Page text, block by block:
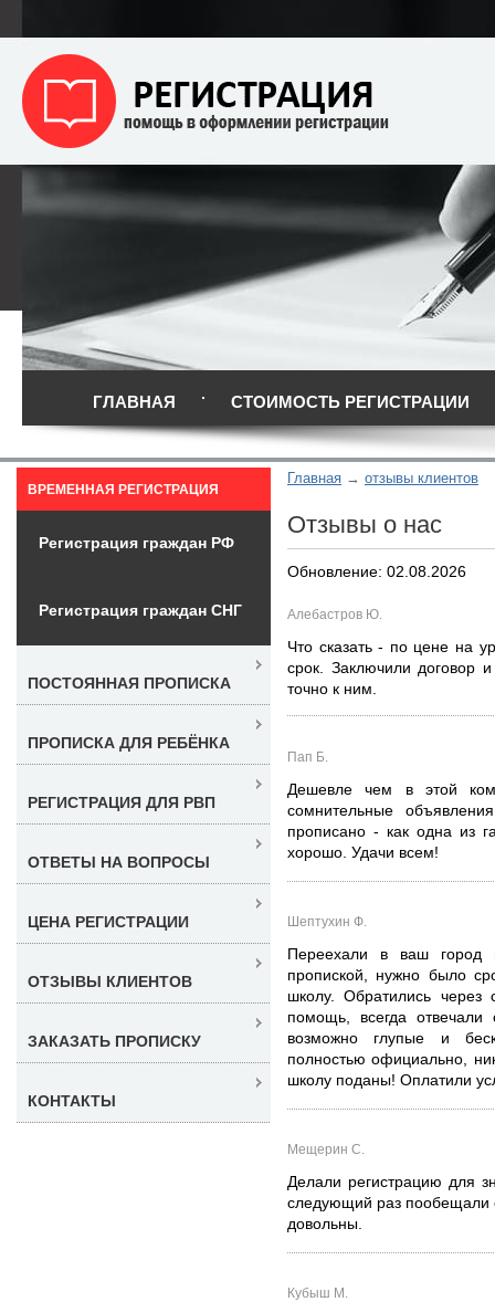
ГЛАВНАЯ СТОИМОСТЬ РЕГИСТРАЦИИ
Главная отзывы клиентов
Отзывы о нас
Обновление: 02.08.2026
Алебастров Ю.
Что сказать - по цене на
срок. Заключили договор
точно к ним.
Пап Б.
Дешевле чем в этой
сомнительные
прописано - как одна из
хорошо. Удачи всем!
Шептухин Ф.
Переехали в ваш город
пропиской, нужно было
школу. Обратились через
помощь, всегда
возможно глупые и
полностью официально,
школу поданы! Оплатили
Мещерин С.
Делали регистрацию для
следующий раз пообещали
довольны.
Кубыш М.
ВРЕМЕННАЯ РЕГИСТРАЦИЯ
Регистрация граждан РФ
Регистрация граждан СНГ
ПОСТОЯННАЯ ПРОПИСКА
ПРОПИСКА ДЛЯ РЕБЁНКА
РЕГИСТРАЦИЯ ДЛЯ РВП
ОТВЕТЫ НА ВОПРОСЫ
ЦЕНА РЕГИСТРАЦИИ
ОТЗЫВЫ КЛИЕНТОВ
ЗАКАЗАТЬ ПРОПИСКУ
КОНТАКТЫ